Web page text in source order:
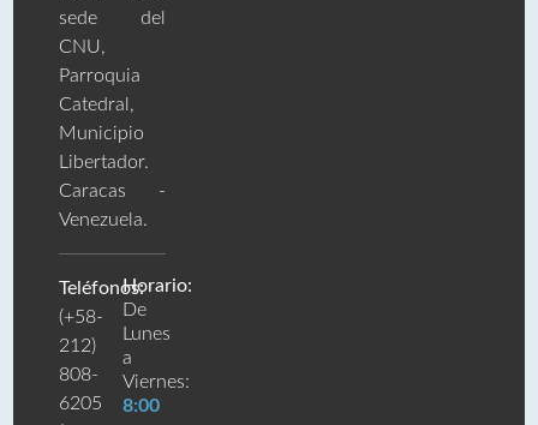
sede del
CNU,
Parroquia
Catedral,
Municipio
Libertador.
Caracas -
Venezuela.
Teléfonos:
(+58-
212)
808-
6205
Horario:
De
Lunes
a
Viernes:
8:00